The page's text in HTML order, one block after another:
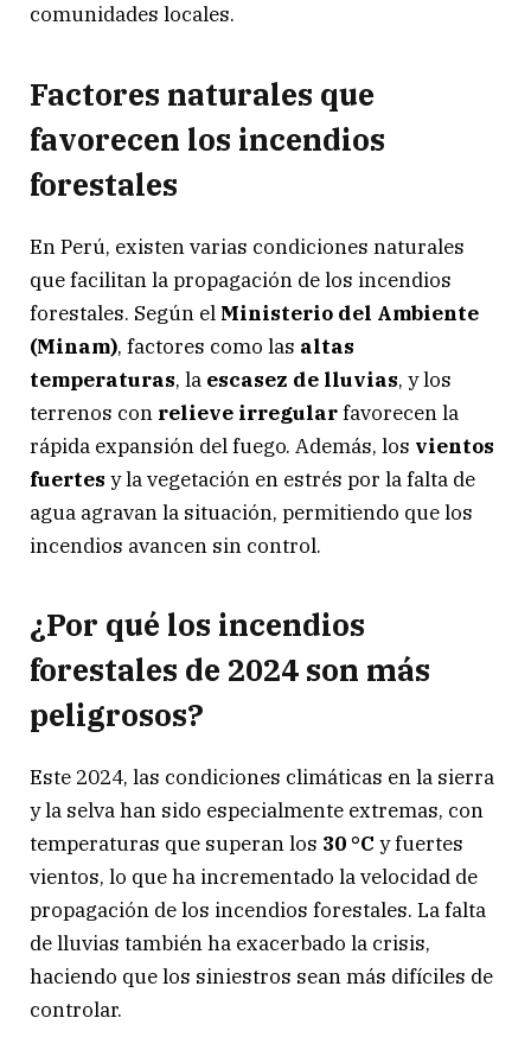
comunidades locales.
Factores naturales que
favorecen los incendios
forestales
En Perú, existen varias condiciones naturales
que facilitan la propagación de los incendios
forestales. Según el Ministerio del Ambiente
(Minam), factores como las altas
temperaturas, la escasez de lluvias, y los
terrenos con relieve irregularfavorecen la
rápida expansión del fuego. Además, los vientos
fuertes y la vegetación en estrés por la falta de
agua agravan la situación, permitiendo que los
incendios avancen sin control.
¿Por qué los incendios
forestales de 2024 son más
peligrosos?
Este 2024, las condiciones climáticas en la sierra
y la selva han sido especialmente extremas, con
temperaturas que superan los 30 °C y fuertes
vientos, lo que ha incrementado la velocidad de
propagación de los incendios forestales. La falta
de lluvias también ha exacerbado la crisis,
haciendo que los siniestros sean más difíciles de
controlar.